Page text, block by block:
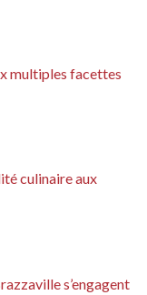
multiples facettes
culinaire aux
s’engagent